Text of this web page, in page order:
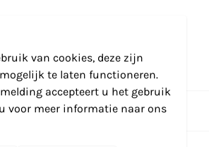
van cookies, deze zijn
te laten functioneren.
accepteert u het gebruik
voor meer informatie naar ons